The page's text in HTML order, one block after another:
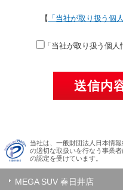
【 「当社が取り扱う個
「当社が取り扱う個人
当社は、一般財団法人日本情
の適切な取扱いを行なう事業
の認定を受けています。
MEGA SUV 春日井店